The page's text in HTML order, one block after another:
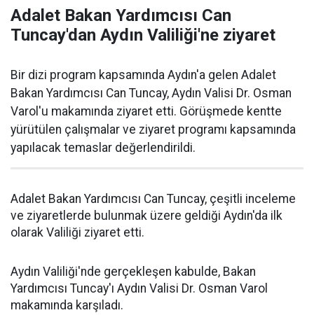
Adalet Bakan Yardımcısı Can
Tuncay'dan Aydın Valiliği'ne ziyaret
Bir dizi program kapsamında Aydın'a gelen Adalet
Bakan Yardımcısı Can Tuncay, Aydın Valisi Dr. Osman
Varol'u makamında ziyaret etti. Görüşmede kentte
yürütülen çalışmalar ve ziyaret programı kapsamında
yapılacak temaslar değerlendirildi.
Adalet Bakan Yardımcısı Can Tuncay, çeşitli inceleme
ve ziyaretlerde bulunmak üzere geldiği Aydın'da ilk
olarak Valiliği ziyaret etti.
Aydın Valiliği'nde gerçekleşen kabulde, Bakan
Yardımcısı Tuncay'ı Aydın Valisi Dr. Osman Varol
makamında karşıladı.